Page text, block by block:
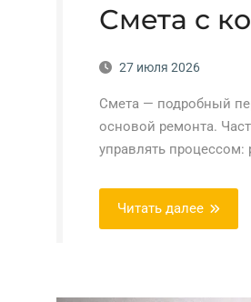
Смета с
27 июля 2026
Смета — подробный
основой ремонта.
управлять процессом:
Читать далее